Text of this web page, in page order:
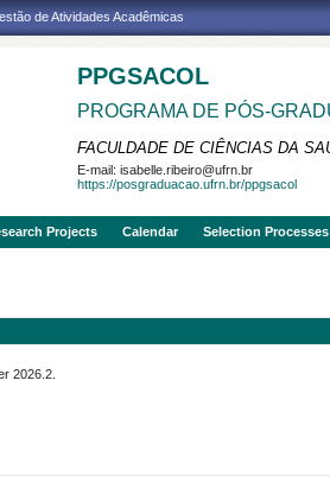
de Atividades Acadêmicas
PPGSACOL
PROGRAMA DE PÓS-
FACULDADE DE CIÊNCIAS DA
E-mail: isabelle.ribeiro@ufrn.br
https://posgraduacao.ufrn.br/ppgsacol
Projects Calendar Selection Processes
2026.2.